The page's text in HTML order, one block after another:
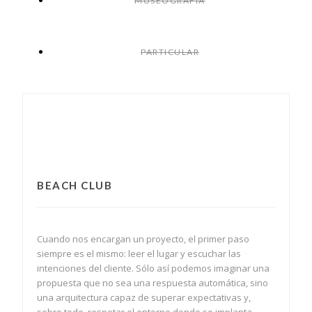
PARTICULAR
BEACH CLUB
Cuando nos encargan un proyecto, el primer paso
siempre es el mismo: leer el lugar y escuchar las
intenciones del cliente. Sólo así podemos imaginar una
propuesta que no sea una respuesta automática, sino
una arquitectura capaz de superar expectativas y,